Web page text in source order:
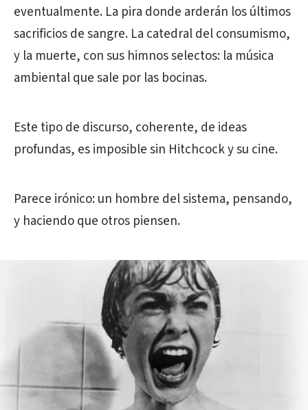
eventualmente. La pira donde arderán los últimos
sacrificios de sangre. La catedral del consumismo,
y la muerte, con sus himnos selectos: la música
ambiental que sale por las bocinas.
Este tipo de discurso, coherente, de ideas
profundas, es imposible sin Hitchcock y su cine.
Parece irónico: un hombre del sistema, pensando,
y haciendo que otros piensen.